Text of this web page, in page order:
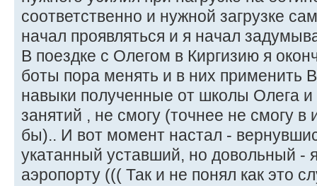
соответственно и нужной загрузке
начал проявляться и я начал
В поездке с Олегом в Киргизию я
боты пора менять и в них применить
навыки полученные от школы Олега
занятий , не смогу (точнее не смогу в
бы).. И вот момент настал -
укатанный уставший, но довольный -
аэропорту ((( Так и не понял как это